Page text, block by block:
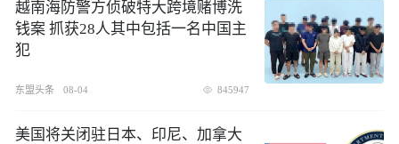
越南海防警方侦破特大跨境赌博洗
钱案 抓获28人其中包括一名中国主
犯
东盟头条 08-04 845947
美国将关闭驻日本、印尼、加拿大